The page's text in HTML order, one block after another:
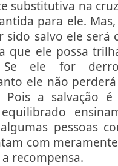
substitutiva na
para ele.
sido salvo ele será
que ele possa
Se ele for
ele não
Pois a salvação
pessoas
com
recompensa.